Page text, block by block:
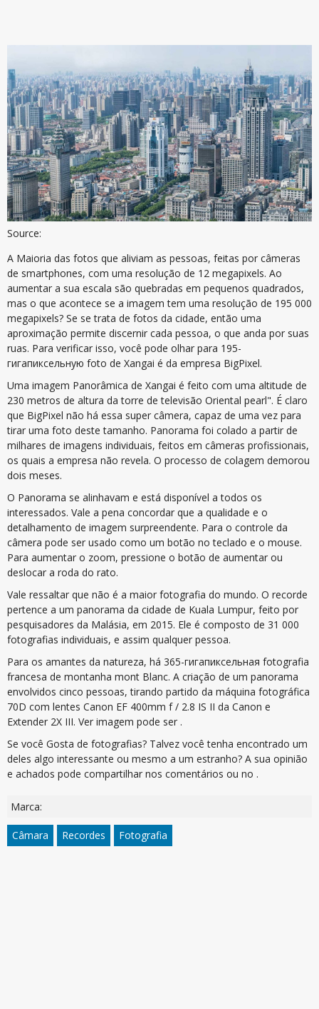
Source:
A Maioria das fotos que aliviam as pessoas, feitas por câmeras
de smartphones, com uma resolução de 12 megapixels. Ao
aumentar a sua escala são quebradas em pequenos quadrados,
mas o que acontece se a imagem tem uma resolução de 195 000
megapixels? Se se trata de fotos da cidade, então uma
aproximação permite discernir cada pessoa, o que anda por suas
ruas. Para verificar isso, você pode olhar para 195-
гигапиксельную foto de Xangai é da empresa BigPixel.
Uma imagem Panorâmica de Xangai é feito com uma altitude de
230 metros de altura da torre de televisão Oriental pearl". É claro
que BigPixel não há essa super câmera, capaz de uma vez para
tirar uma foto deste tamanho. Panorama foi colado a partir de
milhares de imagens individuais, feitos em câmeras profissionais,
os quais a empresa não revela. O processo de colagem demorou
dois meses.
O Panorama se alinhavam e está disponível a todos os
interessados. Vale a pena concordar que a qualidade e o
detalhamento de imagem surpreendente. Para o controle da
câmera pode ser usado como um botão no teclado e o mouse.
Para aumentar o zoom, pressione o botão de aumentar ou
deslocar a roda do rato.
Vale ressaltar que não é a maior fotografia do mundo. O recorde
pertence a um panorama da cidade de Kuala Lumpur, feito por
pesquisadores da Malásia, em 2015. Ele é composto de 31 000
fotografias individuais, e assim qualquer pessoa.
Para os amantes da natureza, há 365-гигапиксельная fotografia
francesa de montanha mont Blanc. A criação de um panorama
envolvidos cinco pessoas, tirando partido da máquina fotográfica
70D com lentes Canon EF 400mm f / 2.8 IS II da Canon e
Extender 2X III. Ver imagem pode ser .
Se você Gosta de fotografias? Talvez você tenha encontrado um
deles algo interessante ou mesmo a um estranho? A sua opinião
e achados pode compartilhar nos comentários ou no .
Marca:
Câmara Recordes Fotografia